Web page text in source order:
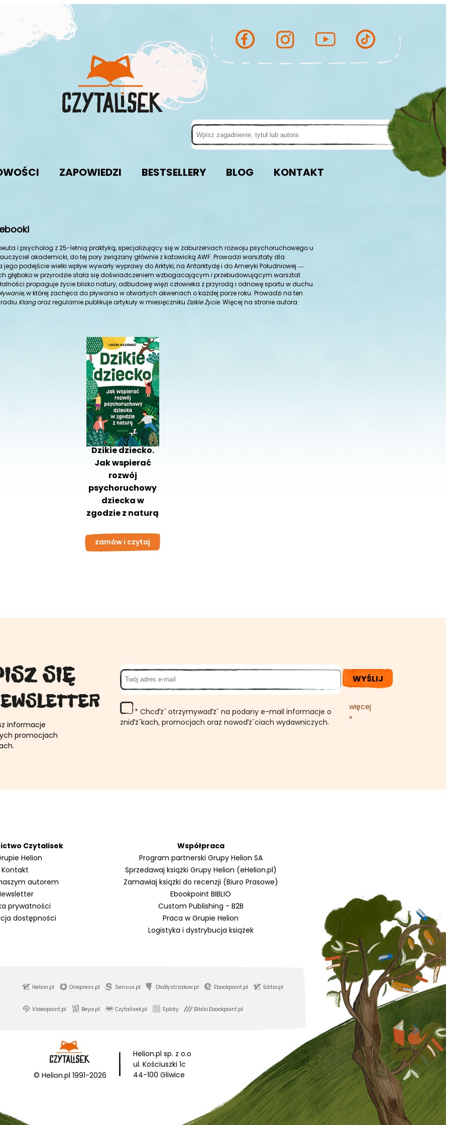
ZAPOWIEDZI BESTSELLERY BLOG KONTAKT
i psycholog z 25-letnią praktyką, specjalizujący się w zaburzeniach rozwoju psychoruchowego u
akademicki, do tej pory związany głównie z katowicką AWF. Prowadzi warsztaty dla
podejście wielki wpływ wywarły wyprawy do Arktyki, na Antarktydę i do Ameryki Południowej ―
głęboko w przyrodzie stała się doświadczeniem wzbogacającym i przebudowującym warsztat
propaguje życie blisko natury, odbudowę więzi człowieka z przyrodą i odnowę sportu w duchu
, w której zachęca do pływania w otwartych akwenach o każdej porze roku. Prowadzi na ten
Klangoraz regularnie publikuje artykuły w miesięczniku Dzikie Życie. Więcej na stronie autora:
Dzikie dziecko.
Jak wspierać
rozwój
psychoruchowy
dziecka w
zgodzie z naturą
zamów i czytaj
SIĘ
informacje
promocjach
WYŚLIJ
* Chcďż˝ otrzymywaďż˝ na podany e-mail informacje o
zniďż˝kach, promocjach oraz nowoďż˝ciach wydawniczych.
więcej
»
Czytalisek
Helion
Kontakt
autorem
prywatności
dostępności
Współpraca
Program partnerski Grupy Helion SA
Sprzedawaj książki Grupy Helion (eHelion.pl)
Zamawiaj książki do recenzji (Biuro Prasowe)
Ebookpoint BIBLIO
Custom Publishing - B2B
Praca w Grupie Helion
Logistyka i dystrybucja książek
Helion.pl Onepress.pl Sensus.pl DlaBystrzakow.pl Ebookpoint.pl Editio.pl
Videopoint.pl Beya.pl Czytalisek.pl Sploty Biblio.Ebookpoint.pl
© Helion.pl 1991-2026
Helion.pl sp. z o.o
ul. Kościuszki 1c
44-100 Gliwice